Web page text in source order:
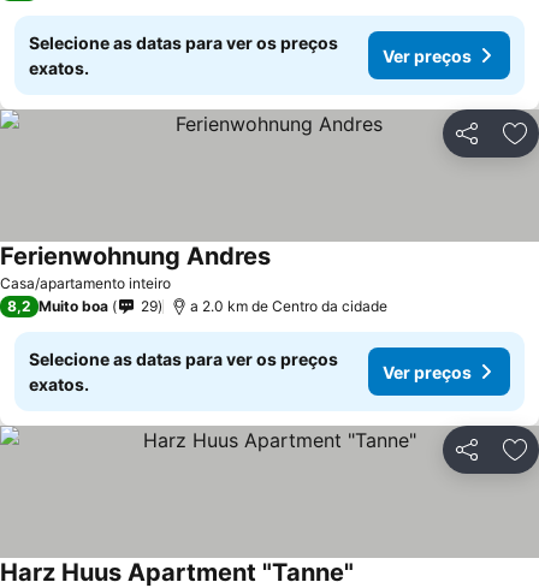
Selecione as datas para ver os preços
exatos.
Ver preços
Partilhar
Casa/apartamento inteiro
Ferienwohnung Andres
8,2 Muito boa 29 a 2.0 km de Centro da cidade
Selecione as datas para ver os preços
exatos.
Ver preços
Partilhar
Harz Huus Apartment "Tanne"